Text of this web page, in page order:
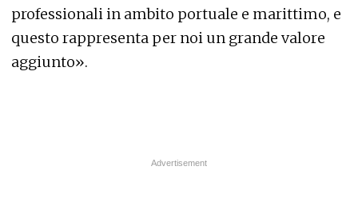
professionali in ambito portuale e marittimo, e
questo rappresenta per noi un grande valore
aggiunto».